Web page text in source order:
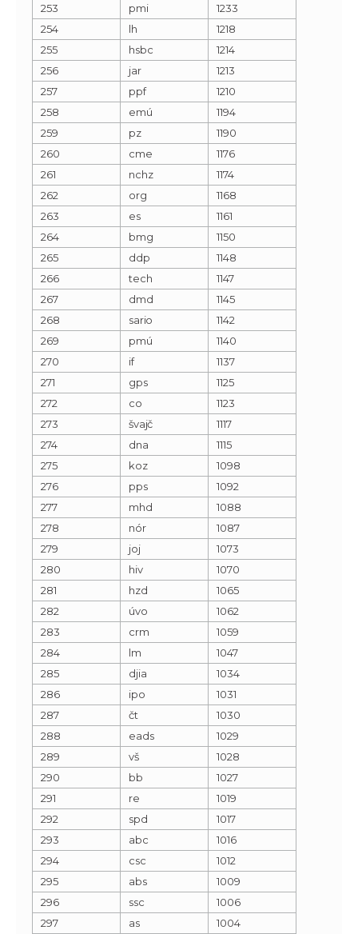
253
pmi
1233
254
lh
1218
255
hsbc
1214
256
jar
1213
257
ppf
1210
258
emú
1194
259
pz
1190
260
cme
1176
261
nchz
1174
262
org
1168
263
es
1161
264
bmg
1150
265
ddp
1148
266
tech
1147
267
dmd
1145
268
sario
1142
269
pmú
1140
270
if
1137
271
gps
1125
272
co
1123
273
švajč
1117
274
dna
1115
275
koz
1098
276
pps
1092
277
mhd
1088
278
nór
1087
279
joj
1073
280
hiv
1070
281
hzd
1065
282
úvo
1062
283
crm
1059
284
lm
1047
285
djia
1034
286
ipo
1031
287
čt
1030
288
eads
1029
289
vš
1028
290
bb
1027
291
re
1019
292
spd
1017
293
abc
1016
294
csc
1012
295
abs
1009
296
ssc
1006
297
as 1004